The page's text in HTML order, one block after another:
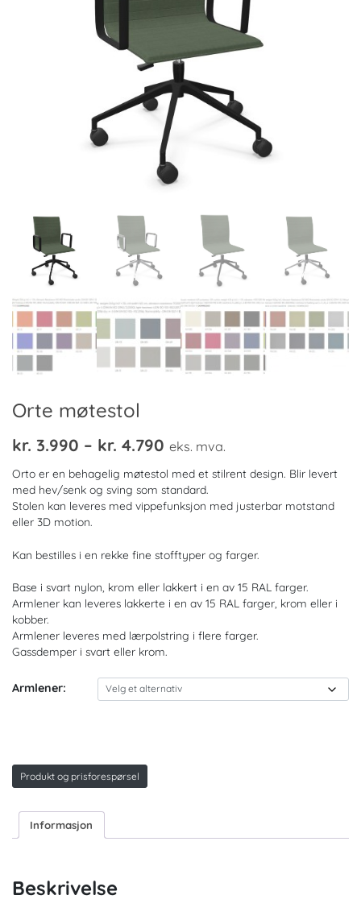
Orte møtestol
kr. 3.990 – kr. 4.790 Prisområde:
kr. 3.990
til
kr. 4.790
eks. mva.
Orto er en behagelig møtestol med et stilrent design. Blir levert
med hev/senk og sving som standard.
Stolen kan leveres med vippefunksjon med justerbar motstand
eller 3D motion.
Kan bestilles i en rekke fine stofftyper og farger.
Base i svart nylon, krom eller lakkert i en av 15 RAL farger.
Armlener kan leveres lakkerte i en av 15 RAL farger, krom eller i
kobber.
Armlener leveres med lærpolstring i flere farger.
Gassdemper i svart eller krom.
Armlener:
Produkt og prisforespørsel
Informasjon
Beskrivelse